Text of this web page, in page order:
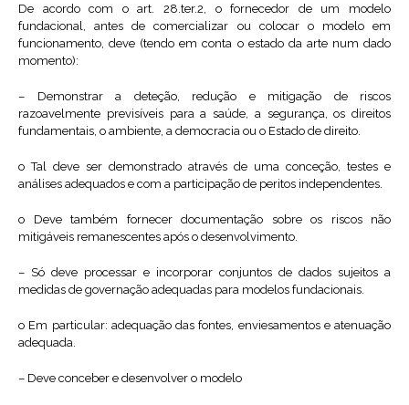
De acordo com o art. 28.ter.2, o fornecedor de um modelo
fundacional, antes de comercializar ou colocar o modelo em
funcionamento, deve (tendo em conta o estado da arte num dado
momento):
– Demonstrar a deteção, redução e mitigação de riscos
razoavelmente previsíveis para a saúde, a segurança, os direitos
fundamentais, o ambiente, a democracia ou o Estado de direito.
o Tal deve ser demonstrado através de uma conceção, testes e
análises adequados e com a participação de peritos independentes.
o Deve também fornecer documentação sobre os riscos não
mitigáveis remanescentes após o desenvolvimento.
– Só deve processar e incorporar conjuntos de dados sujeitos a
medidas de governação adequadas para modelos fundacionais.
o Em particular: adequação das fontes, enviesamentos e atenuação
adequada.
– Deve conceber e desenvolver o modelo